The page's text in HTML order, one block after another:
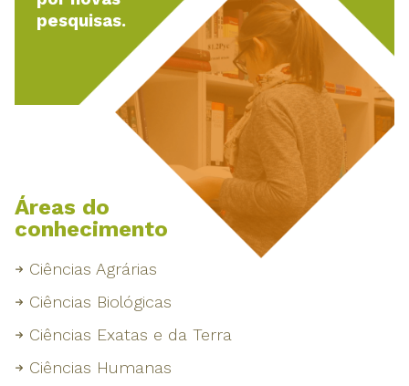
pesquisas.
Áreas do
conhecimento
Ciências Agrárias
Ciências Biológicas
Ciências Exatas e da Terra
Ciências Humanas